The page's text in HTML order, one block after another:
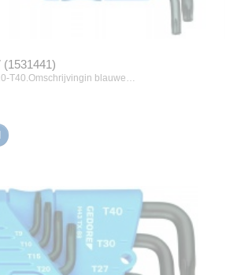
T40.Omschrijvingin blauwe…